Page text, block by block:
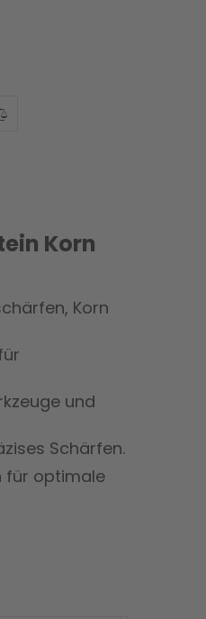
Korn
Korn
und
Schärfen.
für optimale